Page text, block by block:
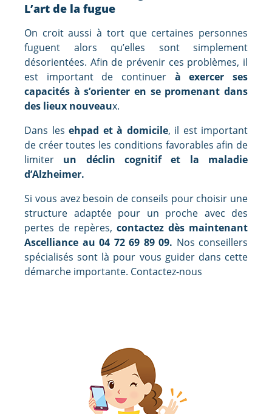
L’art de la fugue
On croit aussi à tort que certaines personnes
fuguent alors qu’elles sont simplement
désorientées. Afin de prévenir ces problèmes, il
est important de continuer à exercer ses
capacités à s’orienter en se promenant dans
des lieux nouveaux.
Dans les ehpad et à domicile, il est important
de créer toutes les conditions favorables afin de
limiter un déclin cognitif et la maladie
d’Alzheimer.
Si vous avez besoin de conseils pour choisir une
structure adaptée pour un proche avec des
pertes de repères, contactez dès maintenant
Ascelliance au 04 72 69 89 09. Nos conseillers
spécialisés sont là pour vous guider dans cette
démarche importante. Contactez-nous